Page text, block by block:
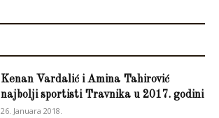
Kenan Vardalić i Amina Tahirović
najbolji sportisti Travnika u 2017. godini
26. Januara 2018.